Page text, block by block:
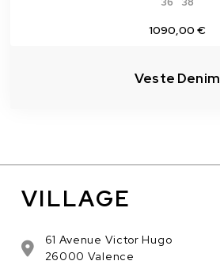
1090,00 €
Veste Denim
VILLAGE
61 Avenue Victor Hugo
26000 Valence